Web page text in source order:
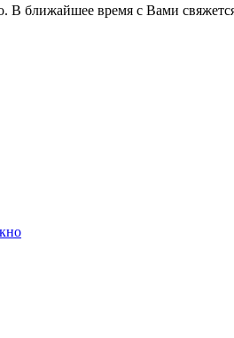
В ближайшее время с Вами